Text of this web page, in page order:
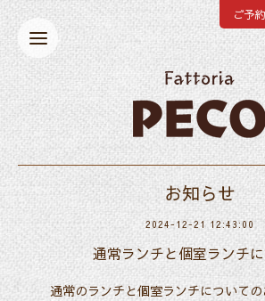
ご予約
お知らせ
2024-12-21 12:43:00
通常ランチと個室ランチ
通常のランチと個室ランチについての